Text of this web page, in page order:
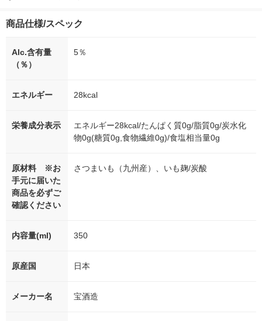
商品仕様/スペック
Alc.含有量
（％）
5％
エネルギー 28kcal
栄養成分表示
エネルギー28kcal/たんぱく質0g/脂質0g/炭水化
物0g(糖質0g,食物繊維0g)/食塩相当量0g
原材料 ※お
手元に届いた
商品を必ずご
確認ください
さつまいも（九州産）、いも麹/炭酸
内容量(ml) 350
原産国 日本
メーカー名 宝酒造